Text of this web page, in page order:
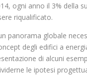
ogni anno il 3% della
riqualificato.
panorama globale
degli edifici a
di alcuni
le ipotesi